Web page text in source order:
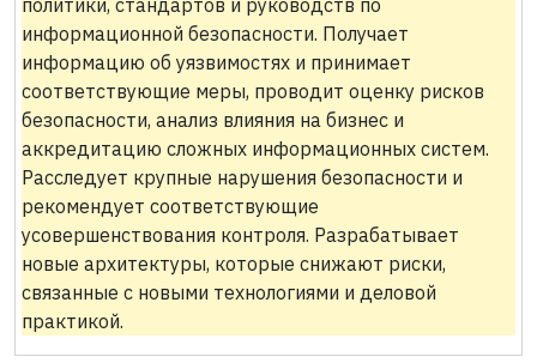
политики, стандартов и руководств по
информационной безопасности. Получает
информацию об уязвимостях и принимает
соответствующие меры, проводит оценку рисков
безопасности, анализ влияния на бизнес и
аккредитацию сложных информационных систем.
Расследует крупные нарушения безопасности и
рекомендует соответствующие
усовершенствования контроля. Разрабатывает
новые архитектуры, которые снижают риски,
связанные с новыми технологиями и деловой
практикой.